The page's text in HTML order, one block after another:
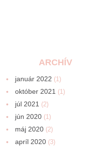
ARCHÍV
január 2022 (1)
október 2021 (1)
júl 2021 (2)
jún 2020 (1)
máj 2020 (2)
apríl 2020 (3)